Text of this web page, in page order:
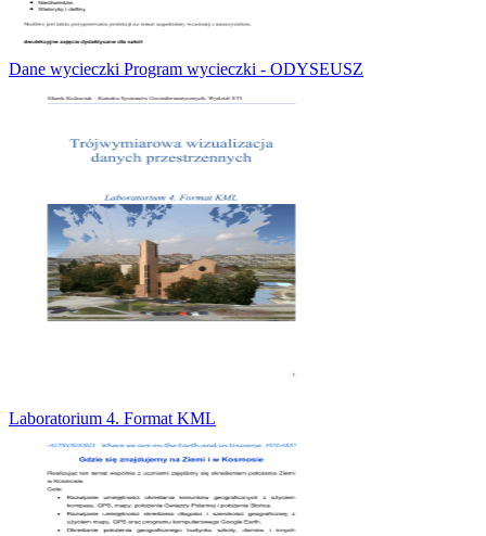
Dane wycieczki Program wycieczki - ODYSEUSZ
Laboratorium 4. Format KML